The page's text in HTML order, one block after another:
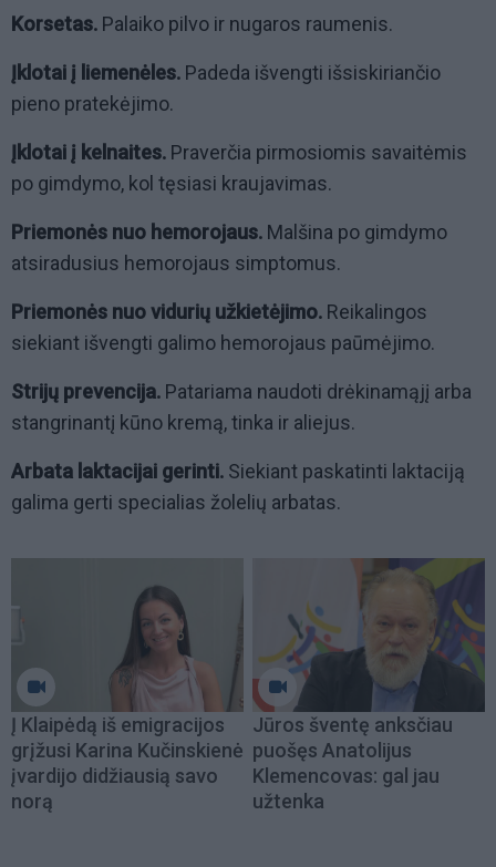
Korsetas. Palaiko pilvo ir nugaros raumenis.
Įklotai į liemenėles. Padeda išvengti išsiskiriančio
pieno pratekėjimo.
Įklotai į kelnaites. Praverčia pirmosiomis savaitėmis
po gimdymo, kol tęsiasi kraujavimas.
Priemonės nuo hemorojaus. Malšina po gimdymo
atsiradusius hemorojaus simptomus.
Priemonės nuo vidurių užkietėjimo. Reikalingos
siekiant išvengti galimo hemorojaus paūmėjimo.
Strijų prevencija. Patariama naudoti drėkinamąjį arba
stangrinantį kūno kremą, tinka ir aliejus.
Arbata laktacijai gerinti. Siekiant paskatinti laktaciją
galima gerti specialias žolelių arbatas.
Į Klaipėdą iš emigracijos
grįžusi Karina Kučinskienė
įvardijo didžiausią savo
norą
Jūros šventę anksčiau
puošęs Anatolijus
Klemencovas: gal jau
užtenka